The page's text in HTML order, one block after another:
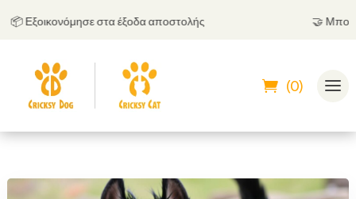
Εξοικονόμησε στα έξοδα αποστολής Μπορείς
(0)